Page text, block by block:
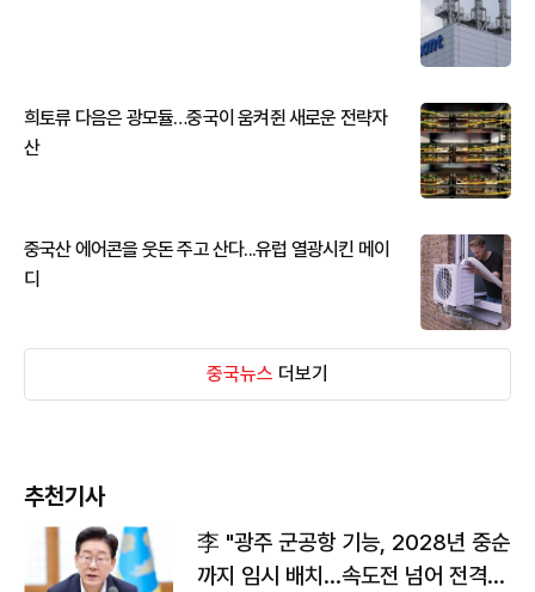
희토류 다음은 광모듈…중국이 움켜쥔 새로운 전략자
산
중국산 에어콘을 웃돈 주고 산다...유럽 열광시킨 메이
디
중국뉴스 더보기
추천기사
李 "광주 군공항 기능, 2028년 중순
까지 임시 배치…속도전 넘어 전격